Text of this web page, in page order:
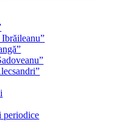
periodice